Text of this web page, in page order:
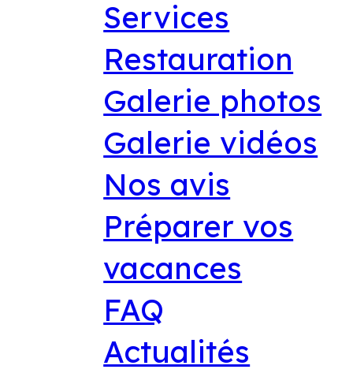
Services
Restauration
Galerie photos
Galerie vidéos
Nos avis
Préparer vos
vacances
FAQ
Actualités